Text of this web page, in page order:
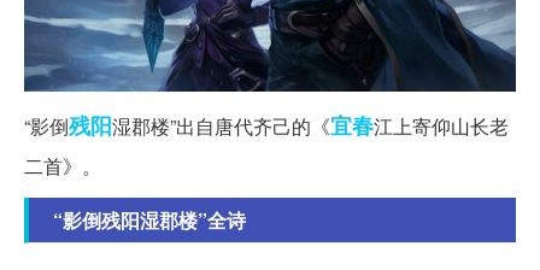
“影倒残阳湿郡楼”出自唐代齐己的《宜春江上寄仰山长老
二首》。
“影倒残阳湿郡楼”全诗